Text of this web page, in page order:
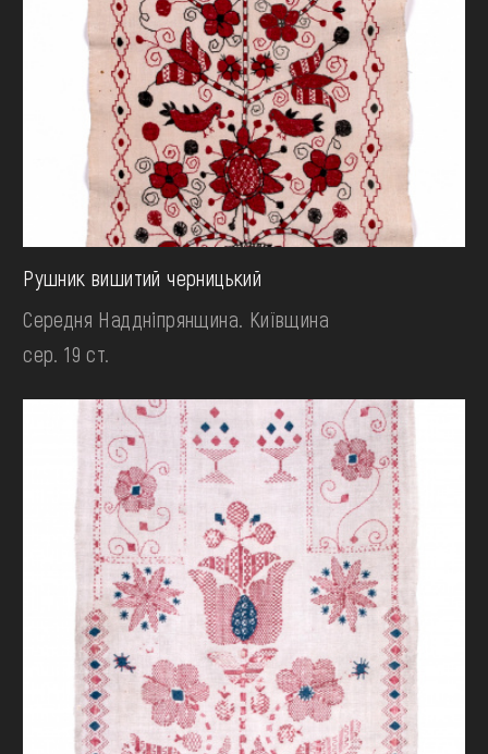
Рушник вишитий черницький
Середня Наддніпрянщина. Київщина
сер. 19 ст.